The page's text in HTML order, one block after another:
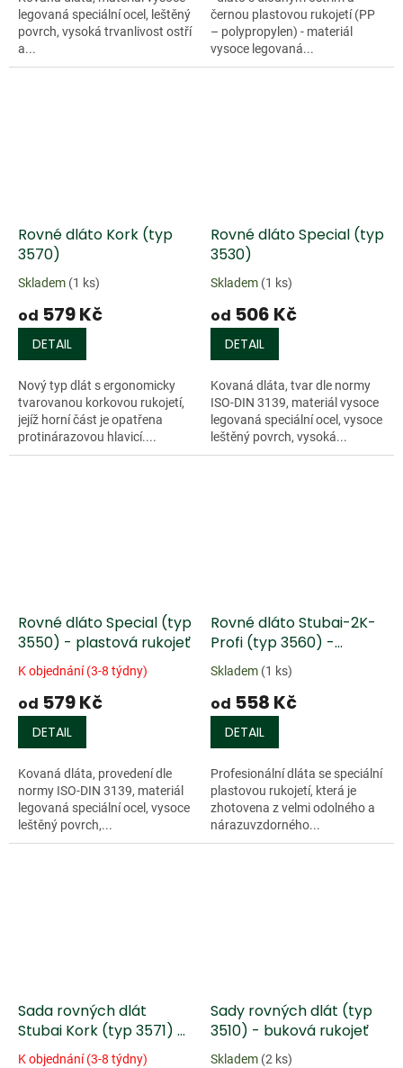
legovaná speciální ocel, leštěný
povrch, vysoká trvanlivost ostří
a...
černou plastovou rukojetí (PP
– polypropylen) - materiál
vysoce legovaná...
Rovné dláto Kork (typ
3570)
Skladem (1 ks)
od 579 Kč
DETAIL
Nový typ dlát s ergonomicky
tvarovanou korkovou rukojetí,
jejíž horní část je opatřena
protinárazovou hlavicí....
Rovné dláto Special (typ
3530)
Skladem (1 ks)
od 506 Kč
DETAIL
Kovaná dláta, tvar dle normy
ISO-DIN 3139, materiál vysoce
legovaná speciální ocel, vysoce
leštěný povrch, vysoká...
Rovné dláto Special (typ
3550) - plastová rukojeť
K objednání (3-8 týdny)
od 579 Kč
DETAIL
Kovaná dláta, provedení dle
normy ISO-DIN 3139, materiál
legovaná speciální ocel, vysoce
leštěný povrch,...
Rovné dláto Stubai-2K-
Profi (typ 3560) -
plastová rukojeť
Skladem (1 ks)
od 558 Kč
DETAIL
Profesionální dláta se speciální
plastovou rukojetí, která je
zhotovena z velmi odolného a
nárazuvzdorného...
Sada rovných dlát
Stubai Kork (typ 3571) -
6 ks
K objednání (3-8 týdny)
Sady rovných dlát (typ
3510) - buková rukojeť
Skladem (2 ks)